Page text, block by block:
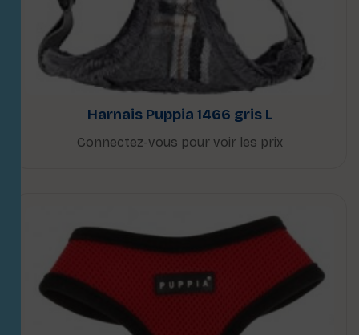
Harnais Puppia 1466 gris L
Connectez-vous pour voir les prix